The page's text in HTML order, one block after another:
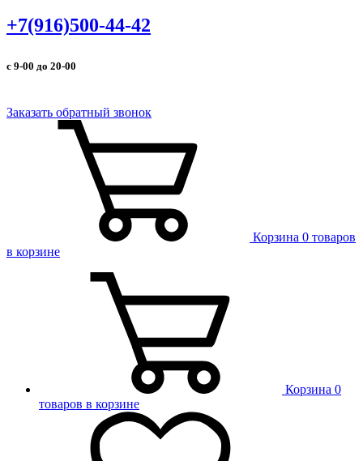
+7(916)500-44-42
с 9-00 до 20-00
Заказать обратный звонок
Корзина 0 товаров
в корзине
Корзина 0
товаров в корзине